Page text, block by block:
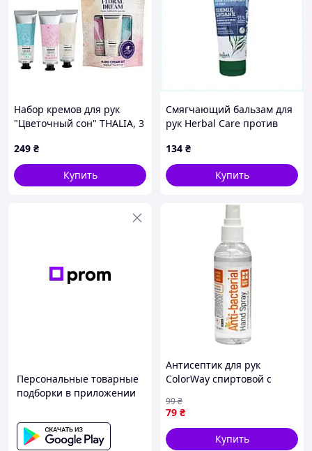
Набор кремов для рук
"Цветочный сон" THALIA, 3
249 ₴
Купить
Смягчающий бальзам для
рук Herbal Care против
134 ₴
Купить
Персональные товарные
подборки в приложении
Антисептик для рук
ColorWay спиртовой с
мл (CW-3912)
79 ₴
99₴
Купить